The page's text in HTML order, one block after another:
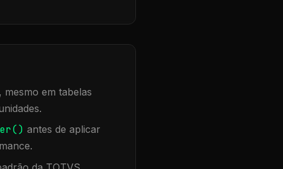
em tabelas
antes de aplicar